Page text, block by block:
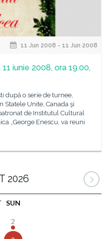
11 Jun 2008 - 11 Jun 2008
iunie 2008, ora 19.00,
după o serie de turnee,
Statele Unite, Canada şi
de Institutul Cultural
„George Enescu, va reuni
2026
SUN
2